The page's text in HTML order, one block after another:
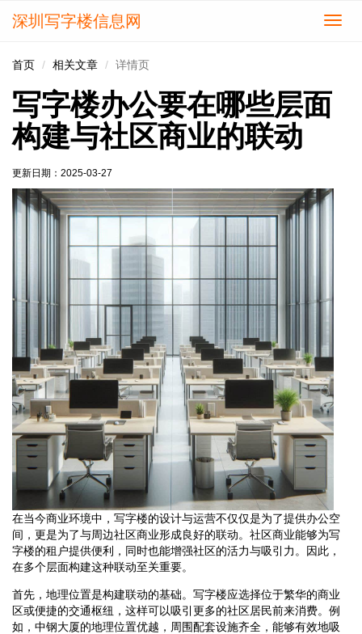
切
深圳写字楼信息网
首页 相关文章 详情页
写字楼办公要在哪些层面
构建与社区商业的联动
更新日期： 2025-03-27
在当今商业环境中，写字楼的设计与运营不仅仅是为了提供办公空
间，更是为了与周边社区商业形成良好的联动。社区商业能够为写
字楼的租户提供便利，同时也能增强社区的活力与吸引力。因此，
在多个层面构建这种联动至关重要。
首先，地理位置是构建联动的基础。写字楼应选择位于繁华的商业
区或便捷的交通枢纽，这样可以吸引更多的社区居民前来消费。例
如，中钢大厦的地理位置优越，周围配套设施齐全，能够有效地吸